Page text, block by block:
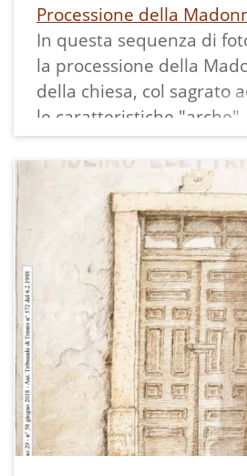
Processione della
In questa sequenza di
la processione della
della chiesa, col sagrato
le caratteristiche "arche",
verso la piazzetta di
La sequenza ci permette
come era composta la
davanti il crocefisso con
gli uomini, il coro, un'altra
fiaccole, le bambine
mazzetti di fiori, la
ragazzi con la tunica
mantella azzurra ed
ragazze con i ceri vestite
velo azzurro, il parroco
donne.
Da notare che al tempo